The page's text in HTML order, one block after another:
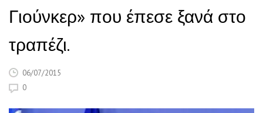
Γιούνκερ» που έπεσε ξανά στο
τραπέζι.
06/07/2015
0